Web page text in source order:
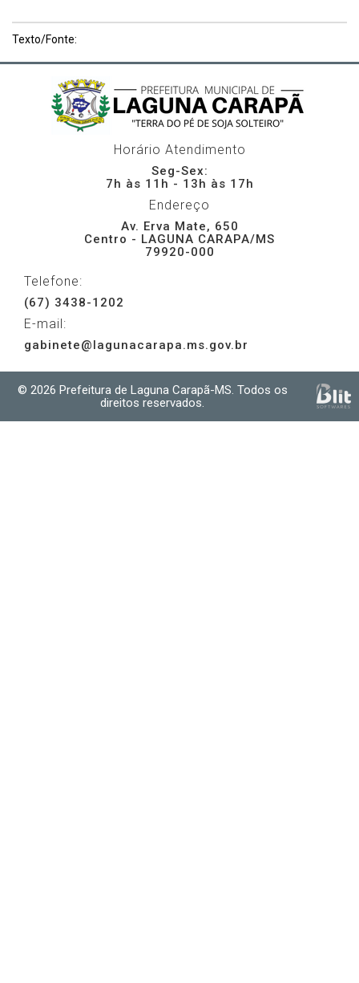
Texto/Fonte:
Horário Atendimento
Seg-Sex:
7h às 11h - 13h às 17h
Endereço
Av. Erva Mate, 650
Centro - LAGUNA CARAPA/MS
79920-000
Telefone:
(67) 3438-1202
E-mail:
gabinete@lagunacarapa.ms.gov.br
© 2026 Prefeitura de Laguna Carapã-MS. Todos os
direitos reservados.